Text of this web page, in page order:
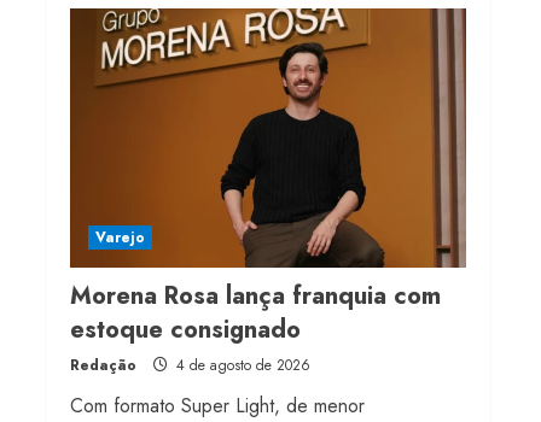
Projeto testa passaporte
digital na moda nacional
4 de agosto de 2026
Morena Rosa lança
franquia com estoque
consignado
4 de agosto de 2026
Varejo
Morena Rosa lança franquia com
estoque consignado
Redação 4 de agosto de 2026
Com formato Super Light, de menor